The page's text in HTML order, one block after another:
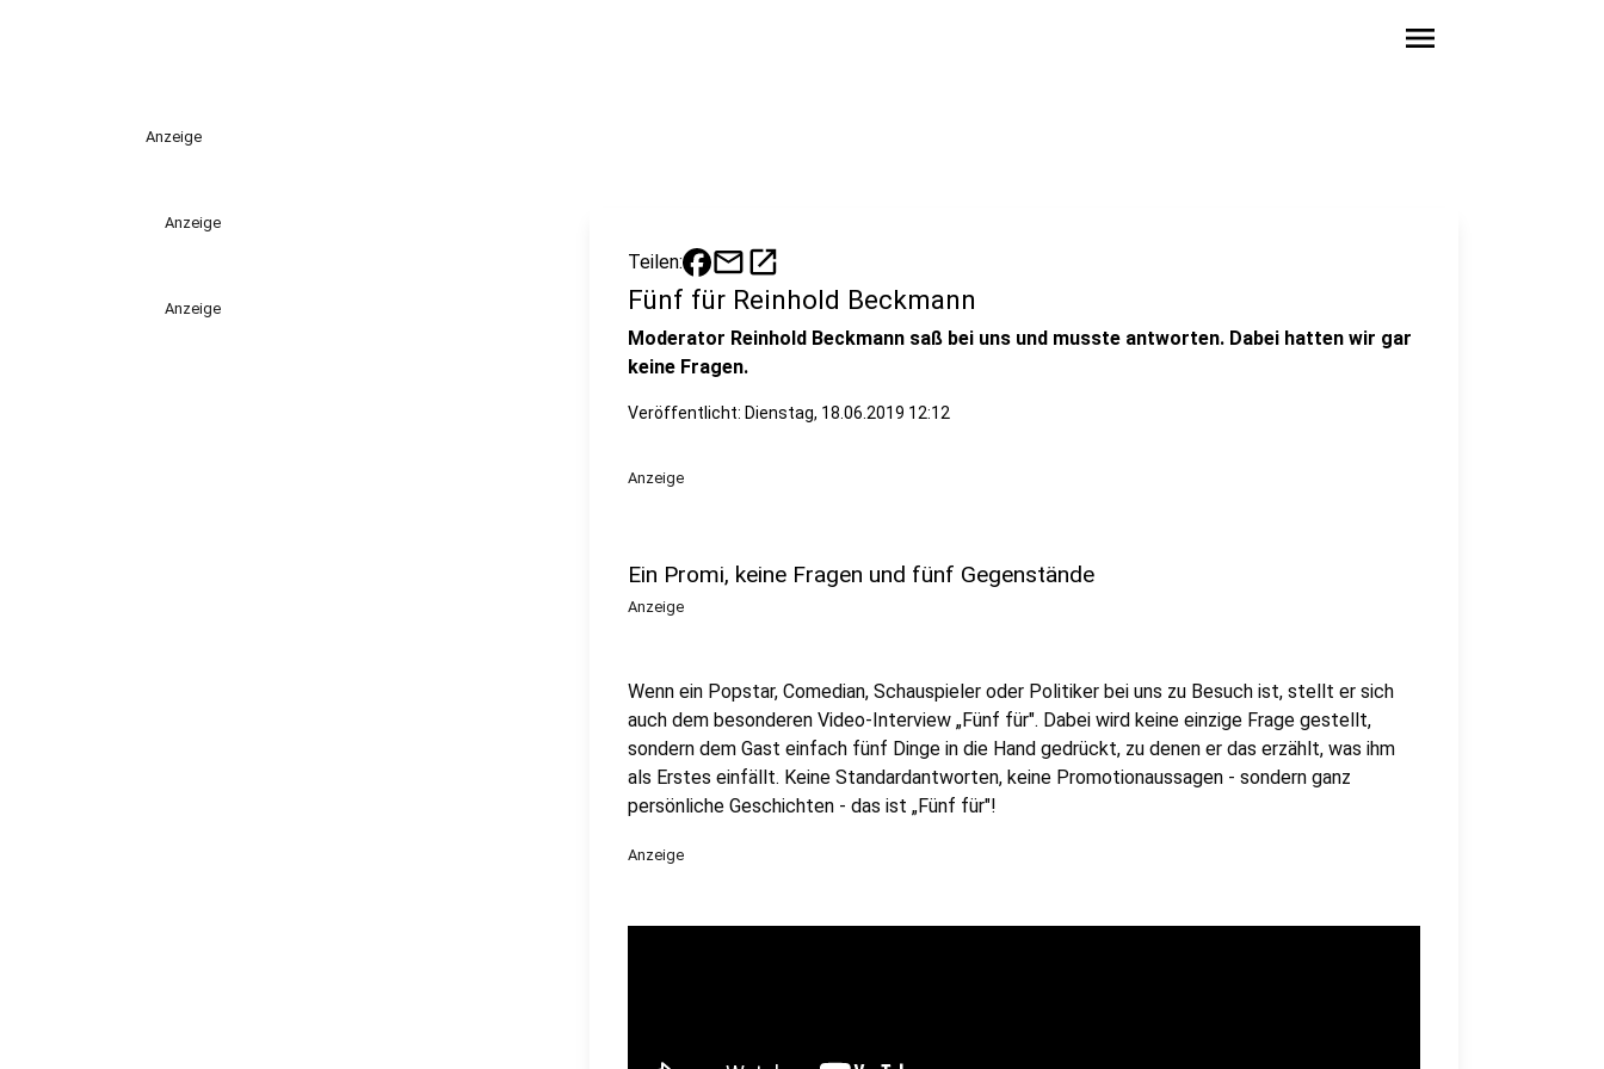
menu
Anzeige
Anzeige
Anzeige
Teilen: mailopen_in_new
Fünf für Reinhold Beckmann
Moderator Reinhold Beckmann saß bei uns und musste antworten. Dabei hatten wir gar
keine Fragen.
Veröffentlicht: Dienstag, 18.06.2019 12:12
Anzeige
Ein Promi, keine Fragen und fünf Gegenstände
Anzeige
Wenn ein Popstar, Comedian, Schauspieler oder Politiker bei uns zu Besuch ist, stellt er sich
auch dem besonderen Video-Interview „Fünf für". Dabei wird keine einzige Frage gestellt,
sondern dem Gast einfach fünf Dinge in die Hand gedrückt, zu denen er das erzählt, was ihm
als Erstes einfällt. Keine Standardantworten, keine Promotionaussagen - sondern ganz
persönliche Geschichten - das ist „Fünf für"!
Anzeige